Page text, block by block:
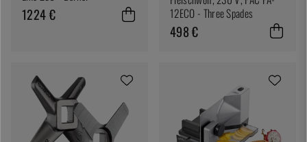
1224 €
12ECO - Three Spades
498 €